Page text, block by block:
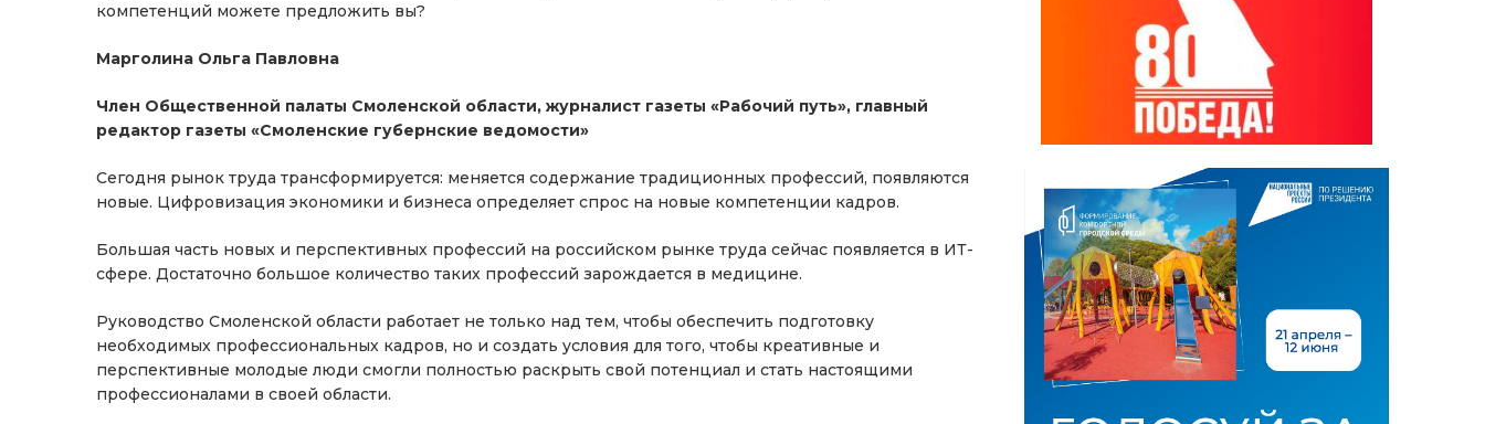
компетенций можете предложить вы?
Марголина Ольга Павловна
Член Общественной палаты Смоленской области, журналист газеты «Рабочий путь», главный
редактор газеты «Смоленские губернские ведомости»
Сегодня рынок труда трансформируется: меняется содержание традиционных профессий, появляются
новые. Цифровизация экономики и бизнеса определяет спрос на новые компетенции кадров.
Большая часть новых и перспективных профессий на российском рынке труда сейчас появляется в ИТ-
сфере. Достаточно большое количество таких профессий зарождается в медицине.
Руководство Смоленской области работает не только над тем, чтобы обеспечить подготовку
необходимых профессиональных кадров, но и создать условия для того, чтобы креативные и
перспективные молодые люди смогли полностью раскрыть свой потенциал и стать настоящими
профессионалами в своей области.